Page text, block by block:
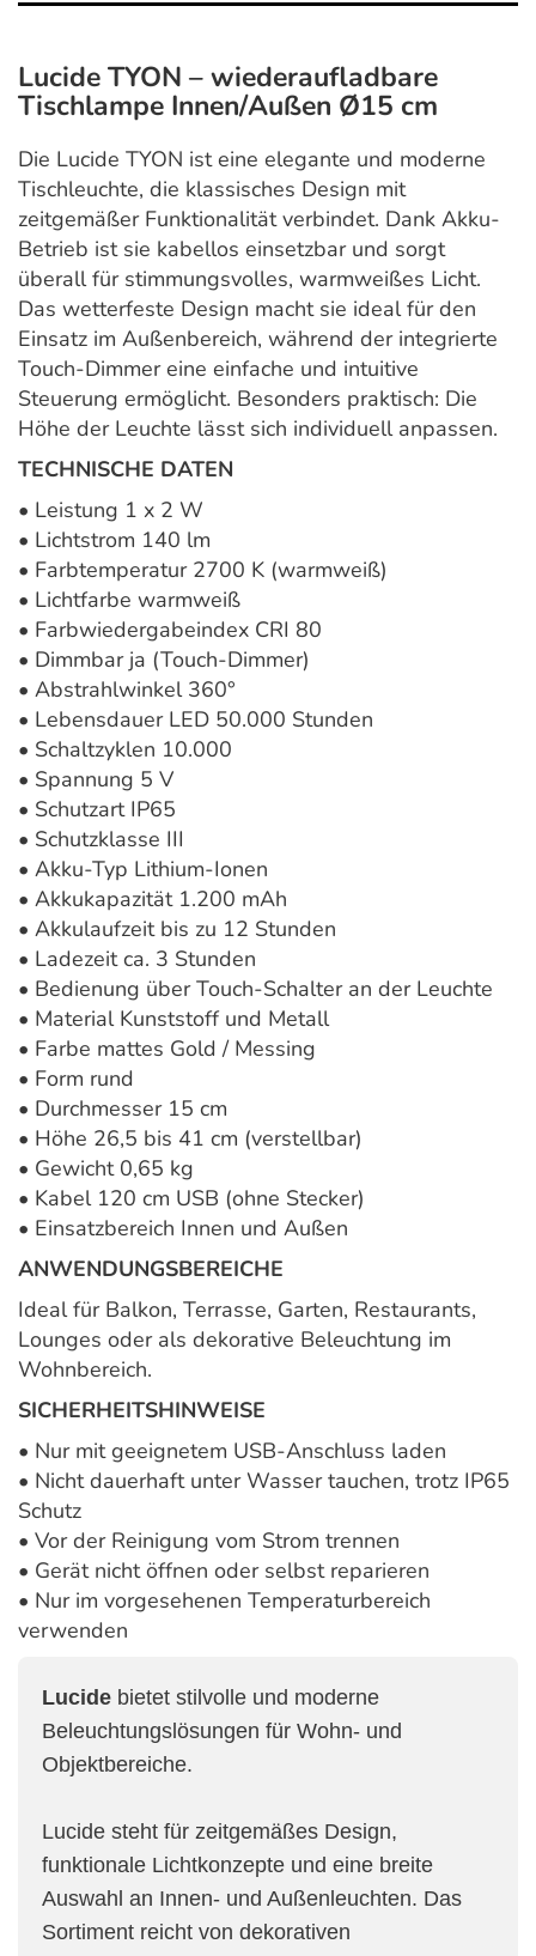
Lucide TYON – wiederaufladbare
Tischlampe Innen/Außen Ø15 cm
Die Lucide TYON ist eine elegante und moderne
Tischleuchte, die klassisches Design mit
zeitgemäßer Funktionalität verbindet. Dank Akku-
Betrieb ist sie kabellos einsetzbar und sorgt
überall für stimmungsvolles, warmweißes Licht.
Das wetterfeste Design macht sie ideal für den
Einsatz im Außenbereich, während der integrierte
Touch-Dimmer eine einfache und intuitive
Steuerung ermöglicht. Besonders praktisch: Die
Höhe der Leuchte lässt sich individuell anpassen.
TECHNISCHE DATEN
• Leistung 1 x 2 W
• Lichtstrom 140 lm
• Farbtemperatur 2700 K (warmweiß)
• Lichtfarbe warmweiß
• Farbwiedergabeindex CRI 80
• Dimmbar ja (Touch-Dimmer)
• Abstrahlwinkel 360°
• Lebensdauer LED 50.000 Stunden
• Schaltzyklen 10.000
• Spannung 5 V
• Schutzart IP65
• Schutzklasse III
• Akku-Typ Lithium-Ionen
• Akkukapazität 1.200 mAh
• Akkulaufzeit bis zu 12 Stunden
• Ladezeit ca. 3 Stunden
• Bedienung über Touch-Schalter an der Leuchte
• Material Kunststoff und Metall
• Farbe mattes Gold / Messing
• Form rund
• Durchmesser 15 cm
• Höhe 26,5 bis 41 cm (verstellbar)
• Gewicht 0,65 kg
• Kabel 120 cm USB (ohne Stecker)
• Einsatzbereich Innen und Außen
ANWENDUNGSBEREICHE
Ideal für Balkon, Terrasse, Garten, Restaurants,
Lounges oder als dekorative Beleuchtung im
Wohnbereich.
SICHERHEITSHINWEISE
• Nur mit geeignetem USB-Anschluss laden
• Nicht dauerhaft unter Wasser tauchen, trotz IP65
Schutz
• Vor der Reinigung vom Strom trennen
• Gerät nicht öffnen oder selbst reparieren
• Nur im vorgesehenen Temperaturbereich
verwenden
Lucide bietet stilvolle und moderne
Beleuchtungslösungen für Wohn- und
Objektbereiche.
Lucide steht für zeitgemäßes Design,
funktionale Lichtkonzepte und eine breite
Auswahl an Innen- und Außenleuchten. Das
Sortiment reicht von dekorativen